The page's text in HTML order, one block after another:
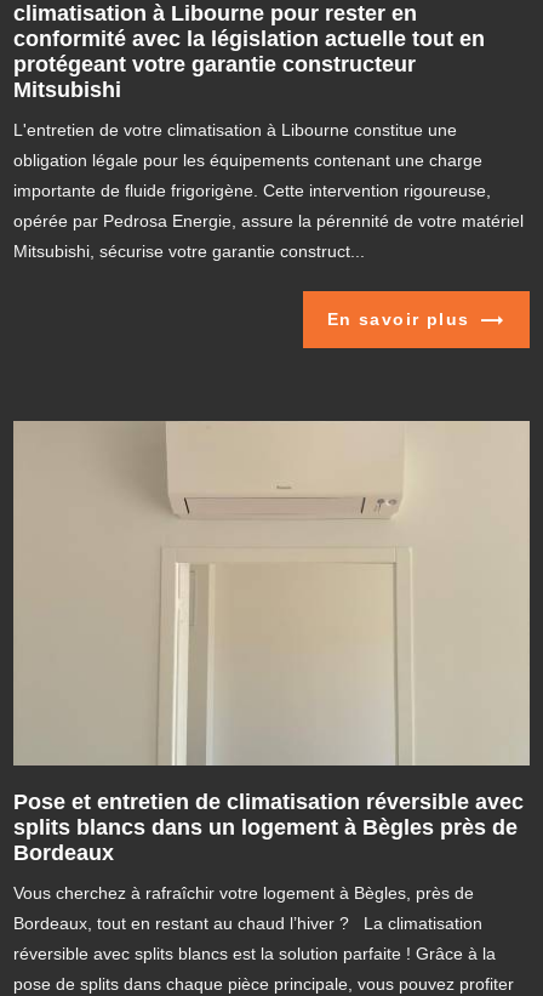
climatisation à Libourne pour rester en
conformité avec la législation actuelle tout en
protégeant votre garantie constructeur
Mitsubishi
L'entretien de votre climatisation à Libourne constitue une
obligation légale pour les équipements contenant une charge
importante de fluide frigorigène. Cette intervention rigoureuse,
opérée par Pedrosa Energie, assure la pérennité de votre matériel
Mitsubishi, sécurise votre garantie construct...
En savoir plus
Pose et entretien de climatisation réversible avec
splits blancs dans un logement à Bègles près de
Bordeaux
Vous cherchez à rafraîchir votre logement à Bègles, près de
Bordeaux, tout en restant au chaud l’hiver ? La climatisation
réversible avec splits blancs est la solution parfaite ! Grâce à la
pose de splits dans chaque pièce principale, vous pouvez profiter